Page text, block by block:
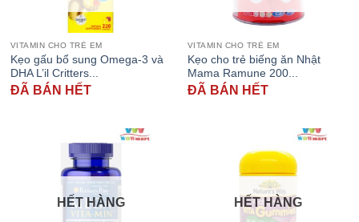
VITAMIN CHO TRẺ EM
Kẹo gấu bổ sung Omega-3 và
DHA L’il Critters...
ĐÃ BÁN HẾT
VITAMIN CHO TRẺ EM
Kẹo cho trẻ biếng ăn Nhật
Mama Ramune 200...
ĐÃ BÁN HẾT
HẾT HÀNG HẾT HÀNG